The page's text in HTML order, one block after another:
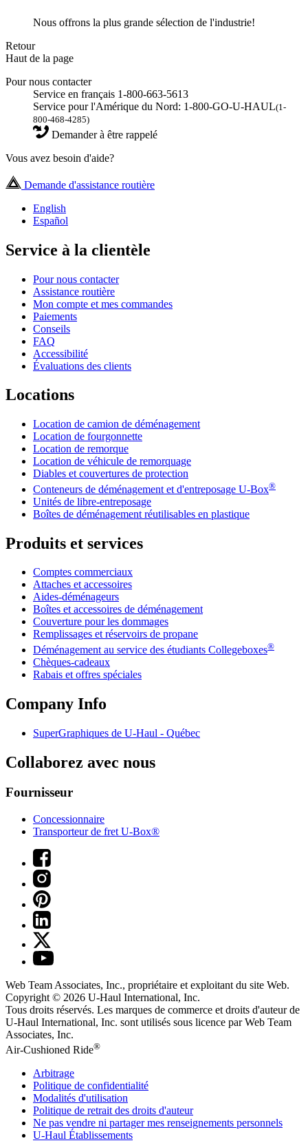
Nous offrons la plus grande sélection de l'industrie!
Retour
Haut de la page
Pour nous contacter
Service en français 1-800-663-5613
Service pour l'Amérique du Nord: 1-800-GO-U-HAUL(1-
800-468-4285)
Demander à être rappelé
Vous avez besoin d'aide?
Demande d'assistance routière
English
Español
Service à la clientèle
Pour nous contacter
Assistance routière
Mon compte et mes commandes
Paiements
Conseils
FAQ
Accessibilité
Évaluations des clients
Locations
Location de camion de déménagement
Location de fourgonnette
Location de remorque
Location de véhicule de remorquage
Diables et couvertures de protection
Conteneurs de déménagement et d'entreposage U-Box®
Unités de libre-entreposage
Boîtes de déménagement réutilisables en plastique
Produits et services
Comptes commerciaux
Attaches et accessoires
Aides-déménageurs
Boîtes et accessoires de déménagement
Couverture pour les dommages
Remplissages et réservoirs de propane
Déménagement au service des étudiants Collegeboxes®
Chèques-cadeaux
Rabais et offres spéciales
Company Info
SuperGraphiques de U-Haul - Québec
Collaborez avec nous
Fournisseur
Concessionnaire
Transporteur de fret U-Box®
Web Team Associates, Inc., propriétaire et exploitant du site Web.
Copyright © 2026 U-Haul International, Inc.
Tous droits réservés. Les marques de commerce et droits d'auteur de
U-Haul International, Inc. sont utilisés sous licence par Web Team
Associates, Inc.
Air-Cushioned Ride®
Arbitrage
Politique de confidentialité
Modalités d'utilisation
Politique de retrait des droits d'auteur
Ne pas vendre ni partager mes renseignements personnels
U-Haul Établissements